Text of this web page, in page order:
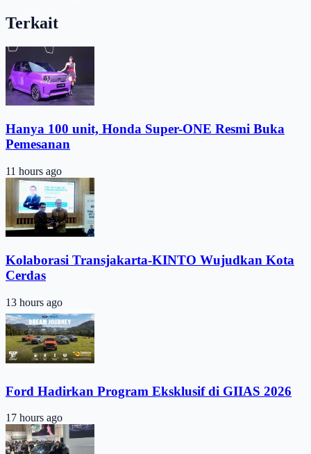
Terkait
Hanya 100 unit, Honda Super-ONE Resmi Buka
Pemesanan
11 hours ago
Kolaborasi Transjakarta-KINTO Wujudkan Kota
Cerdas
13 hours ago
Ford Hadirkan Program Eksklusif di GIIAS 2026
17 hours ago